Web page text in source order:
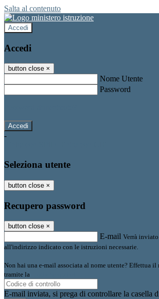
Salta al contenuto
Accedi
Accedi
button close ×
Nome Utente
Password
-
Seleziona utente
button close ×
Recupero password
button close ×
E-mail Verrà
all'indirizzo indicato con le istruzioni necessarie.
Non hai una e-mail associata al nome utente? Effettua il
tramite la
E-mail inviata, si prega di controllare la casella